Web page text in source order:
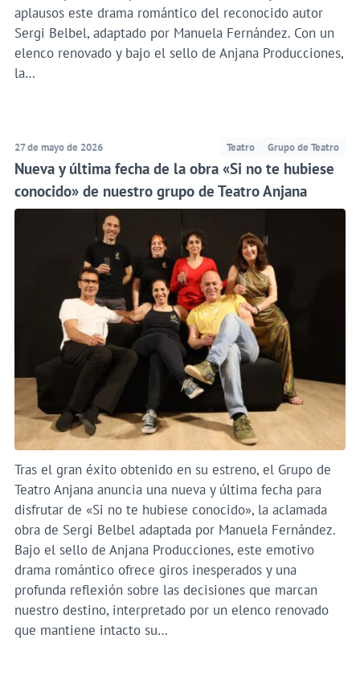
aplausos este drama romántico del reconocido autor
Sergi Belbel, adaptado por Manuela Fernández. Con un
elenco renovado y bajo el sello de Anjana Producciones,
la…
27 de mayo de 2026 Teatro Grupo de Teatro
Nueva y última fecha de la obra «Si no te hubiese
conocido» de nuestro grupo de Teatro Anjana
Tras el gran éxito obtenido en su estreno, el Grupo de
Teatro Anjana anuncia una nueva y última fecha para
disfrutar de «Si no te hubiese conocido», la aclamada
obra de Sergi Belbel adaptada por Manuela Fernández.
Bajo el sello de Anjana Producciones, este emotivo
drama romántico ofrece giros inesperados y una
profunda reflexión sobre las decisiones que marcan
nuestro destino, interpretado por un elenco renovado
que mantiene intacto su…